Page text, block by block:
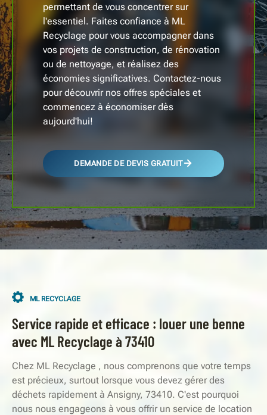
permettant de vous concentrer sur
l'essentiel. Faites confiance à ML
Recyclage pour vous accompagner dans
vos projets de construction, de rénovation
ou de nettoyage, et réalisez des
économies significatives. Contactez-nous
pour découvrir nos offres spéciales et
commencez à économiser dès
aujourd'hui!
DEMANDE DE DEVIS GRATUIT
ML RECYCLAGE
Service rapide et efficace : louer une benne
avec ML Recyclage à 73410
Chez ML Recyclage , nous comprenons que votre temps
est précieux, surtout lorsque vous devez gérer des
déchets rapidement à Ansigny, 73410. C'est pourquoi
nous nous engageons à vous offrir un service de location